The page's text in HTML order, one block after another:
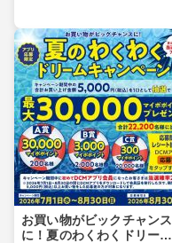
お買い物がビックチャンス
に！夏のわくわくドリーム